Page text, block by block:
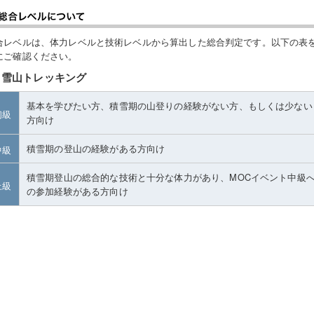
レベルは、体力レベルと技術レベルから算出した総合判定です。以下の表
確認ください。
雪山トレッキング
基本を学びたい方、積雪期の山登りの経験がない方、もしくは少ない
方向け
積雪期の登山の経験がある方向け
積雪期登山の総合的な技術と十分な体力があり、MOCイベント中級
の参加経験がある方向け